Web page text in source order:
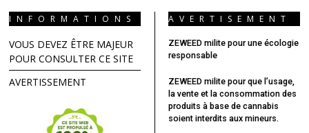
INFORMATIONS
VOUS DEVEZ ÊTRE MAJEUR
POUR CONSULTER CE SITE
AVERTISSEMENT
AVERTISEMENT
ZEWEED milite pour une écologie
responsable
ZEWEED milite pour que l’usage,
la vente et la consommation des
produits à base de cannabis
soient interdits aux mineurs.